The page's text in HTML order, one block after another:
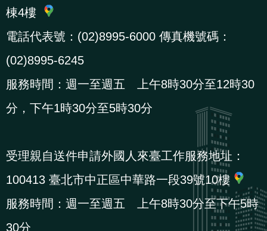
棟4樓
電話代表號：(02)8995-6000 傳真機號碼：
(02)8995-6245
服務時間：週一至週五 上午8時30分至12時30
分，下午1時30分至5時30分
受理親自送件申請外國人來臺工作服務地址：
100413 臺北市中正區中華路一段39號10樓
服務時間：週一至週五 上午8時30分至下午5時
30分